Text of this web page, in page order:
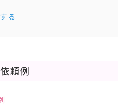
る
頼例